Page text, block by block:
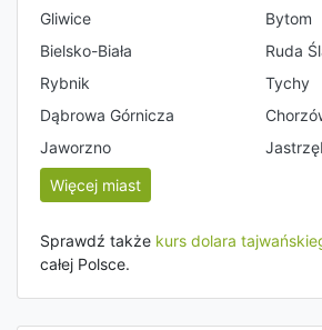
Gliwice
Bytom
Bielsko-Biała
Ruda
Rybnik
Tychy
Dąbrowa Górnicza
Jaworzno
Więcej miast
Sprawdź także kurs dolara
całej Polsce.